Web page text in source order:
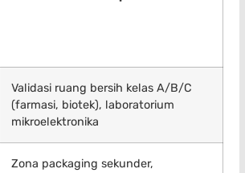
Validasi ruang bersih kelas A/B/C
(farmasi, biotek), laboratorium
mikroelektronika
Zona packaging sekunder,